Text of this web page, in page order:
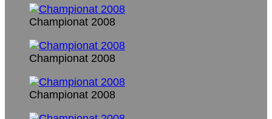
Championat 2008
Championat 2008
Championat 2008